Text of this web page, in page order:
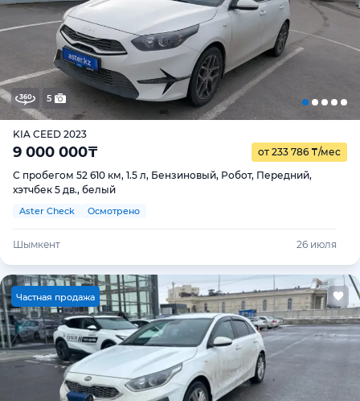
5
KIA CEED 2023
9 000 000₸ от 233 786 ₸/мес
С пробегом 52 610 км, 1.5 л, Бензиновый, Робот, Передний,
хэтчбек 5 дв., белый
Aster Check Осмотрено
Шымкент 26 июля
Частная продажа